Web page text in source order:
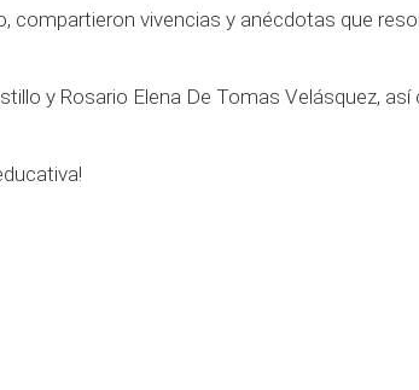
compartieron vivencias y anécdotas que
y Rosario Elena De Tomas Velásquez,